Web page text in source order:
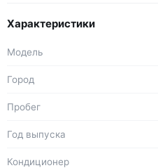
Характеристики
Модель
Город
Пробег
Год выпуска
Кондиционер